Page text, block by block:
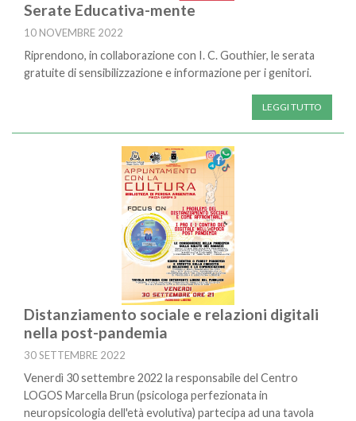
Serate Educativa-mente
10 NOVEMBRE 2022
Riprendono, in collaborazione con I. C. Gouthier, le serata
gratuite di sensibilizzazione e informazione per i genitori.
LEGGI TUTTO
Distanziamento sociale e relazioni digitali
nella post-pandemia
30 SETTEMBRE 2022
Venerdì 30 settembre 2022 la responsabile del Centro
LOGOS Marcella Brun (psicologa perfezionata in
neuropsicologia dell'età evolutiva) partecipa ad una tavola